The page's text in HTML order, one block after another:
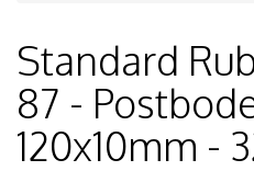
Standard
87 -
120x10mm -